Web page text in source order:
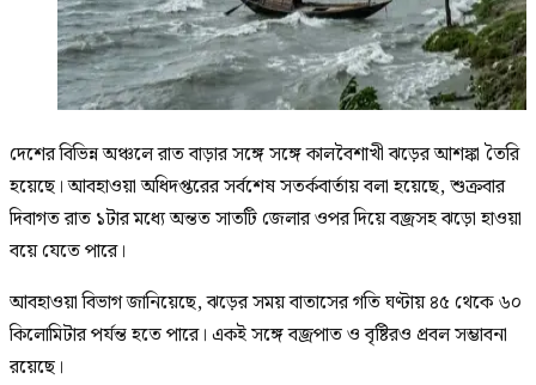
দেশের বিভিন্ন অঞ্চলে রাত বাড়ার সঙ্গে সঙ্গে কালবৈশাখী ঝড়ের আশঙ্কা তৈরি
হয়েছে। আবহাওয়া অধিদপ্তরের সর্বশেষ সতর্কবার্তায় বলা হয়েছে, শুক্রবার
দিবাগত রাত ১টার মধ্যে অন্তত সাতটি জেলার ওপর দিয়ে বজ্রসহ ঝড়ো হাওয়া
বয়ে যেতে পারে।
আবহাওয়া বিভাগ জানিয়েছে, ঝড়ের সময় বাতাসের গতি ঘণ্টায় ৪৫ থেকে ৬০
কিলোমিটার পর্যন্ত হতে পারে। একই সঙ্গে বজ্রপাত ও বৃষ্টিরও প্রবল সম্ভাবনা
রয়েছে।